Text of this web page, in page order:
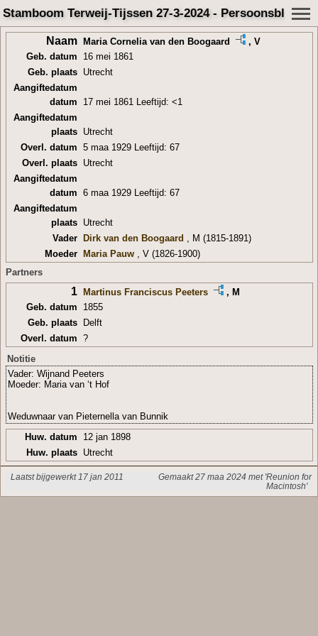
Stamboom Terweij-Tijssen 27-3-2024 - Persoonsblad
Naam Maria Cornelia van den Boogaard
, V
Geb. datum
16 mei 1861
Geb. plaats
Utrecht
Aangiftedatum
datum
17 mei 1861 Leeftijd: <1
Aangiftedatum
plaats
Utrecht
Overl. datum 5 maa 1929 Leeftijd: 67
Overl. plaats
Utrecht
Aangiftedatum
datum 6 maa 1929 Leeftijd: 67
Aangiftedatum
plaats
Utrecht
Vader Dirk van den Boogaard , M (1815-1891)
Moeder Maria Pauw, V (1826-1900)
Partners
1 Martinus Franciscus Peeters
, M
Geb. datum
1855
Geb. plaats
Delft
Overl. datum ?
Notitie
Vader: Wijnand Peeters
Moeder: Maria van ‘t Hof
Weduwnaar van Pieternella van Bunnik
Huw. datum
12 jan 1898
Huw. plaats
Utrecht
Laatst bijgewerkt 17 jan 2011
Gemaakt 27 maa 2024 met 'Reunion for
Macintosh'